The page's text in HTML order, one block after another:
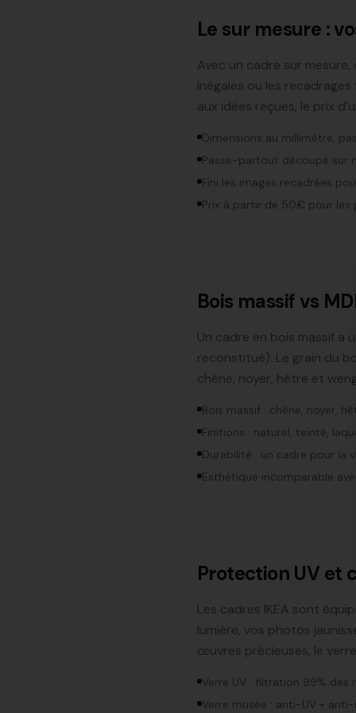
Le sur mesure :
Avec un cadre sur
inégales ou les
aux idées reçues, le prix
Dimensions au millimètre,
Passe-partout découpé sur
Fini les images recadrées
Prix à partir de 50€ pour
Bois massif vs
Un cadre en bois massif a
reconstitué). Le grain du
chêne, noyer, hêtre et
Bois massif : chêne, noyer,
Finitions : naturel, teinté,
Durabilité : un cadre pour la vie
Esthétique incomparable
Protection UV et
Les cadres IKEA sont
lumière, vos photos
œuvres précieuses, le
Verre UV : filtration 99% des
Verre musée : anti-UV +